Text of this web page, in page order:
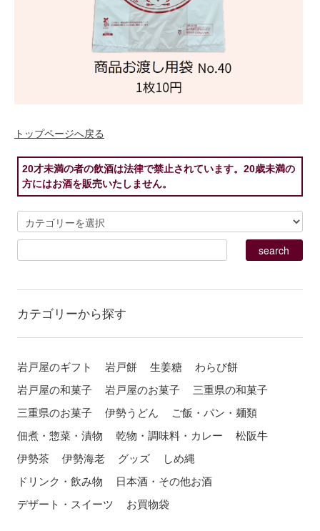
トップページへ戻る
20才未満の者の飲酒は法律で禁止されています。20歳未満の
方にはお酒を販売いたしません。
カテゴリーから探す
岩戸屋のギフト 岩戸餅 生姜糖
わらび餅
岩戸屋の和菓子
岩戸屋のお菓子
三重県の和菓子
三重県のお菓子
伊勢うどん
ご飯・パン・麺類
佃煮・惣菜・漬物
乾物・調味料・カレー
松阪牛
伊勢茶
伊勢海老 グッズ
しめ縄
ドリンク・飲み物
日本酒・その他お酒
デザート・スイーツ
お買物袋